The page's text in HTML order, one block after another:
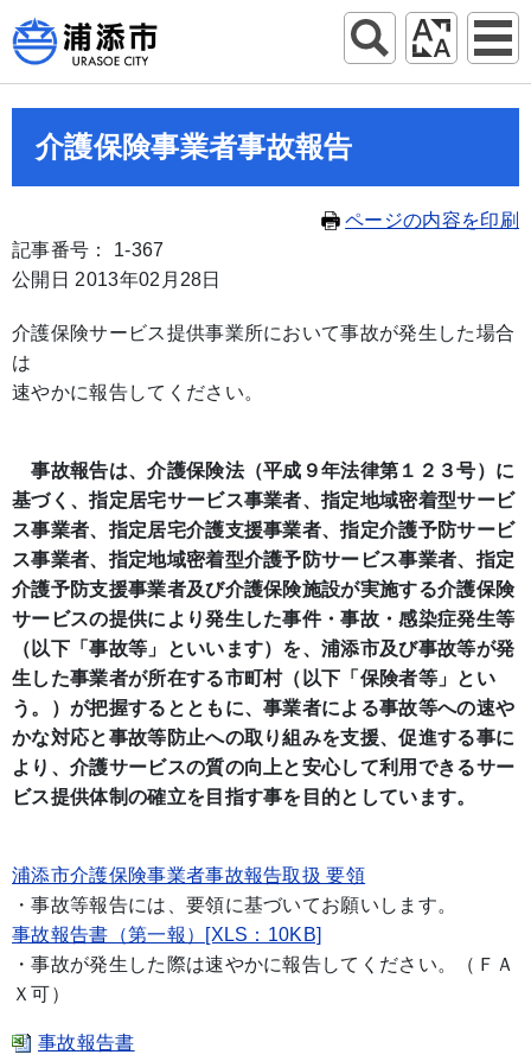
介護保険事業者事故報告
ページの内容を印刷
記事番号： 1-367
公開日 2013年02月28日
介護保険サービス提供事業所において事故が発生した場合
は
速やかに報告してください。
事故報告は、介護保険法（平成９年法律第１２３号）に
基づく、指定居宅サービス事業者、指定地域密着型サービ
ス事業者、指定居宅介護支援事業者、指定介護予防サービ
ス事業者、指定地域密着型介護予防サービス事業者、指定
介護予防支援事業者及び介護保険施設が実施する介護保険
サービスの提供により発生した事件・事故・感染症発生等
（以下「事故等」といいます）を、浦添市及び事故等が発
生した事業者が所在する市町村（以下「保険者等」とい
う。）が把握するとともに、事業者による事故等への速や
かな対応と事故等防止への取り組みを支援、促進する事に
より、介護サービスの質の向上と安心して利用できるサー
ビス提供体制の確立を目指す事を目的としています。
浦添市介護保険事業者事故報告取扱 要領
・事故等報告には、要領に基づいてお願いします。
事故報告書（第一報）[XLS：10KB]
・事故が発生した際は速やかに報告してください。（ＦＡ
Ｘ可）
事故報告書